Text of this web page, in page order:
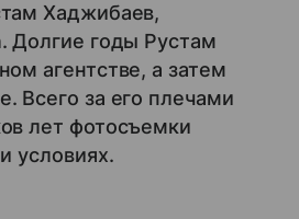
Хаджибаев,
Долгие годы Рустам
агентстве, а затем
Всего за его плечами
лет фотосъемки
условиях.